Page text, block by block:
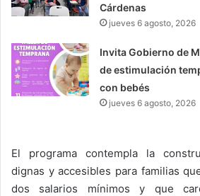
Cárdenas
jueves 6 agosto, 2026
Invita Gobierno de
de estimulación
con bebés
jueves 6 agosto, 2026
El programa contempla la
dignas y accesibles para familias
dos salarios mínimos y que